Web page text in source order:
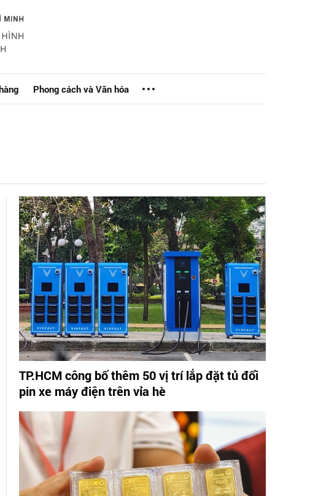
Phong cách và Văn hóa
TP.HCM công bố thêm 50 vị trí lắp đặt tủ đổi
pin xe máy điện trên vỉa hè